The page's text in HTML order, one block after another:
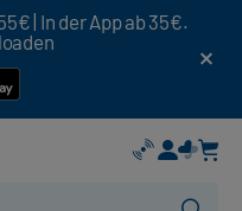
| In der App ab 35€.